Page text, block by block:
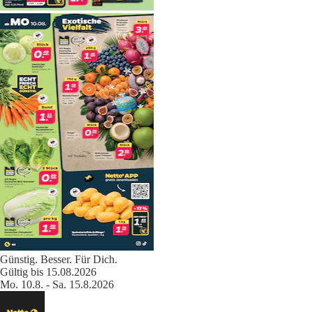
Günstig. Besser. Für Dich.
Gültig bis 15.08.2026
Mo. 10.8. - Sa. 15.8.2026